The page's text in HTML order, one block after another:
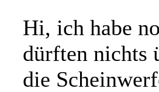
Hi, ich habe
dürften nichts
die